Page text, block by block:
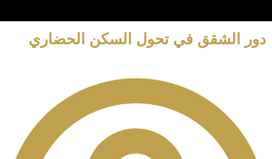
دور الشقق في تحول السكن الحضاري